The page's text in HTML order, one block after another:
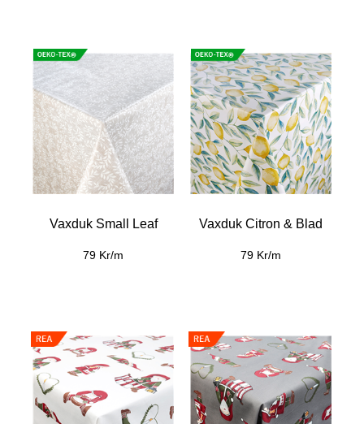
Vaxduk Small Leaf
79 Kr/m
Vaxduk Citron & Blad
79 Kr/m